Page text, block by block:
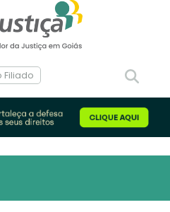
Filiado